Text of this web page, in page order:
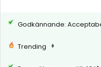
Godkännande:
Trending